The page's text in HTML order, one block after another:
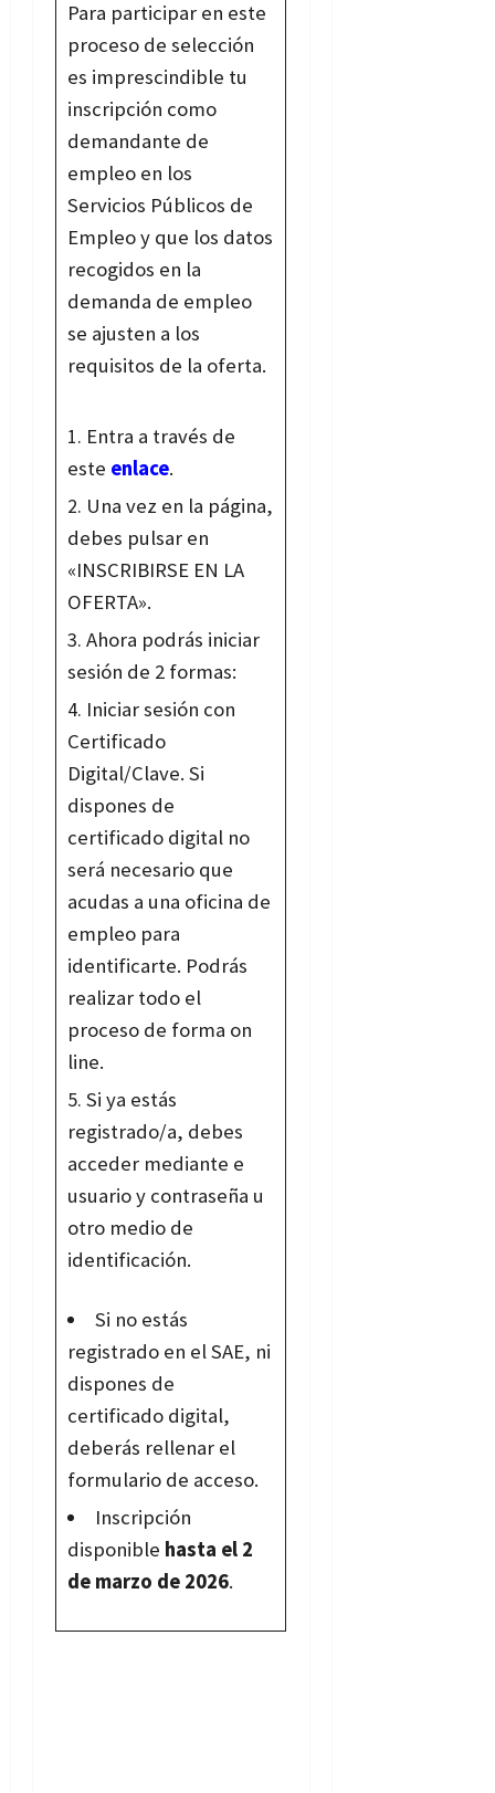
Para participar en este
proceso de selección
es imprescindible tu
inscripción como
demandante de
empleo en los
Servicios Públicos de
Empleo y que los datos
recogidos en la
demanda de empleo
se ajusten a los
requisitos de la oferta.
Entra a través de
este enlace.
Una vez en la página,
debes pulsar en
«INSCRIBIRSE EN LA
OFERTA».
Ahora podrás iniciar
sesión de 2 formas:
Iniciar sesión con
Certificado
Digital/Clave. Si
dispones de
certificado digital no
será necesario que
acudas a una oficina de
empleo para
identificarte. Podrás
realizar todo el
proceso de forma on
line.
Si ya estás
registrado/a, debes
acceder mediante e
usuario y contraseña u
otro medio de
identificación.
Si no estás
registrado en el SAE, ni
dispones de
certificado digital,
deberás rellenar el
formulario de acceso.
Inscripción
disponible hasta el 2
de marzo de 2026.